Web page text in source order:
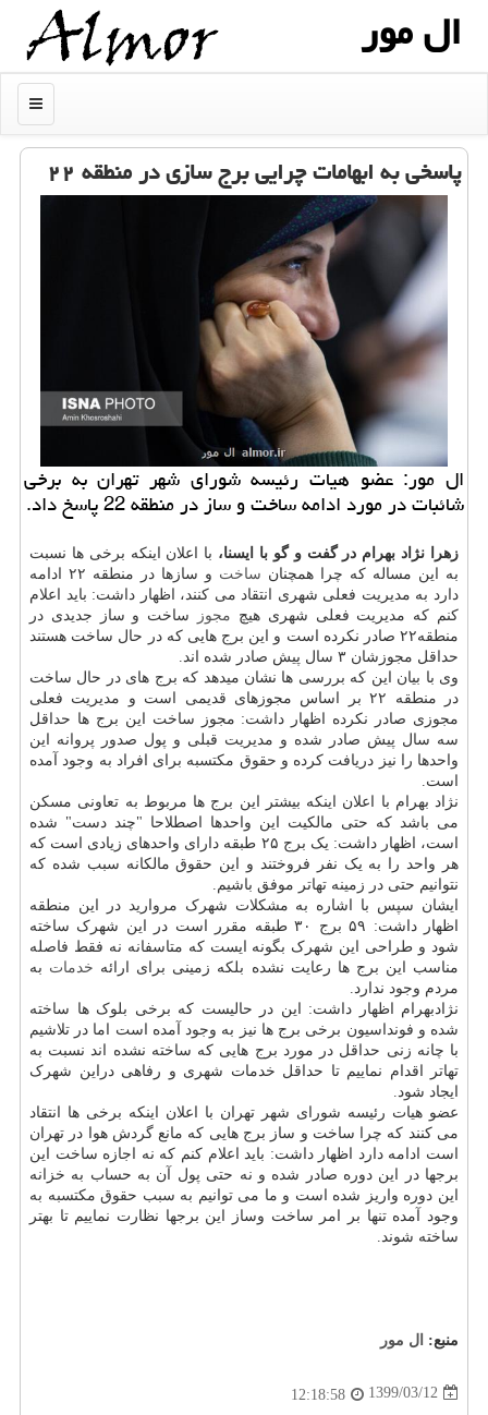
ال مور
منو
پاسخی به ابهامات چرایی برج سازی در منطقه ۲۲
ال مور: عضو هیات رئیسه شورای شهر تهران به برخی
شائبات در مورد ادامه ساخت و ساز در منطقه 22 پاسخ داد.
زهرا نژاد بهرام در گفت و گو با ایسنا، با اعلان اینکه برخی ها نسبت
به این مساله که چرا همچنان ساخت
و سازها در منطقه ۲۲ ادامه
دارد به مدیریت فعلی شهری انتقاد می کنند، اظهار داشت: باید اعلام
کنم که مدیریت فعلی شهری هیچ مجوز
ساخت و ساز جدیدی در
منطقه۲۲ صادر نکرده است و این برج هایی که در حال ساخت هستند
حداقل مجوزشان ۳ سال پیش صادر شده اند.
وی با بیان این که بررسی ها نشان میدهد که برج های در حال ساخت
در منطقه ۲۲ بر اساس مجوزهای قدیمی است و مدیریت فعلی
مجوزی صادر نکرده اظهار داشت: مجوز ساخت این برج ها حداقل
سه سال پیش صادر شده و مدیریت قبلی و پول صدور پروانه این
واحدها را نیز دریافت کرده و حقوق مکتسبه برای افراد به وجود آمده
است.
نژاد بهرام با اعلان اینکه بیشتر این برج ها مربوط به تعاونی مسکن
می باشد که حتی مالکیت این واحدها اصطلاحا "چند دست" شده
است، اظهار داشت: یک برج ۲۵ طبقه دارای واحدهای زیادی است که
هر واحد را به یک نفر فروختند و این حقوق مالکانه سبب شده که
نتوانیم حتی در زمینه تهاتر موفق باشیم.
ایشان سپس با اشاره به مشکلات شهرک مروارید در این منطقه
اظهار داشت: ۵۹ برج ۳۰ طبقه مقرر است در این شهرک ساخته
شود و طراحی این شهرک بگونه ایست که متاسفانه نه فقط فاصله
مناسب این برج ها رعایت نشده بلکه زمینی برای ارائه خدمات به
مردم وجود ندارد.
نژادبهرام اظهار داشت: این در حالیست که برخی بلوک ها ساخته
شده و فونداسیون برخی برج ها نیز به وجود آمده است اما در تلاشیم
با چانه زنی حداقل در مورد برج هایی که ساخته نشده اند نسبت به
تهاتر اقدام نماییم تا حداقل خدمات شهری و رفاهی دراین شهرک
ایجاد شود.
عضو هیات رئیسه شورای شهر تهران با اعلان اینکه برخی ها انتقاد
می کنند که چرا ساخت و ساز برج هایی که مانع گردش هوا در تهران
است ادامه دارد اظهار داشت: باید اعلام کنم که نه اجازه ساخت این
برجها در این دوره صادر شده و نه حتی پول آن به حساب به خزانه
این دوره واریز شده است و ما می توانیم به سبب حقوق مکتسبه به
وجود آمده تنها بر امر ساخت وساز این برجها نظارت نماییم تا بهتر
ساخته شوند.
منبع: ال مور
1399/03/12
12:18:58